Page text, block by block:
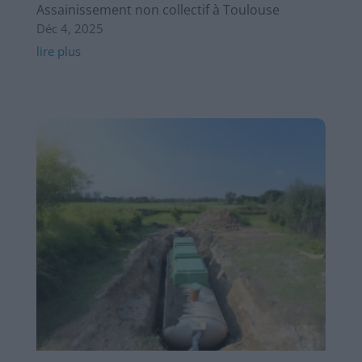
Assainissement non collectif à Toulouse
Déc 4, 2025
lire plus